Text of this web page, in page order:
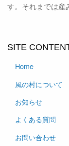
す。それまでは産
SITE
Home
風の村について
お知らせ
よくある質問
お問い合わせ